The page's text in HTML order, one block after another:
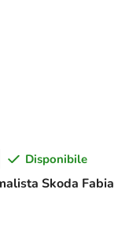
Skoda Fabia
Disponibile